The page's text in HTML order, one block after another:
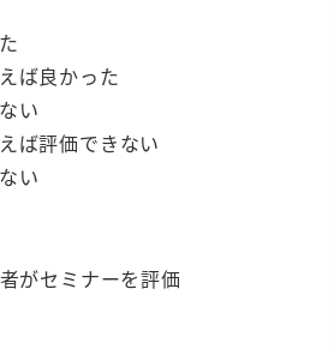
ば良かった
い
ば評価できない
い
がセミナーを評価